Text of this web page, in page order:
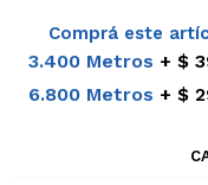
Comprá este
3.400 Metros $
6.800 Metros $